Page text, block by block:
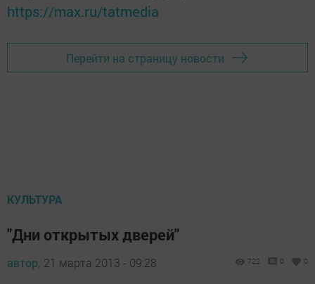
https://max.ru/tatmedia
Перейти на страницу новости
КУЛЬТУРА
"Дни открытых дверей"
автор, 21 марта 2013 - 09:28 722 0 0